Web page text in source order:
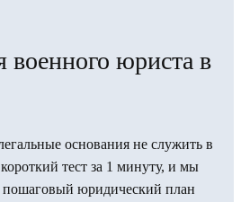
военного юриста в
основания не служить в
тест за 1 минуту, и мы
пошаговый юридический план